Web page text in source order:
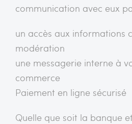
communication avec eux
un accès aux informations
modération
une messagerie interne à
commerce
Paiement en ligne sécurisé
Quelle que soit la banque